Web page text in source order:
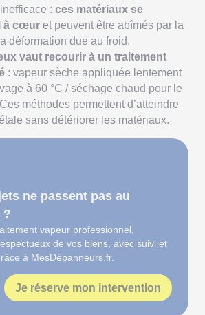
: ces matériaux se
à cœur et peuvent être abîmés par la
déformation due au froid.
vaut recourir à un traitement
: vapeur sèche appliquée lentement
à 60 °C / séchage chaud pour le
méthodes permettent d’atteindre
sans détériorer les matériaux.
ne passent pas au
?
vapeur professionnel,
de vos biens, avec suivi et
à MesDépanneurs.fr.
Je réserve mon intervention